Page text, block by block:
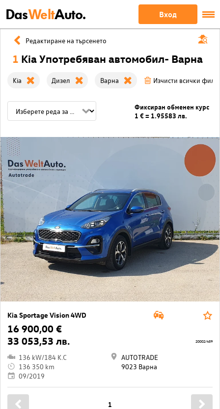
DasWeltAuto. Вход
Редактиране на търсенето
1 Kia Употребяван автомобил- Варна
Kia Дизел Варна Изчисти всички
Фиксиран обменен курс
1 € = 1.95583 лв.
Kia Sportage Vision 4WD
16 900,00 €
33 053,53 лв.
136 kW/184 K.C
136 350 km
09/2019
AUTOTRADE
9023 Варна
20002/459
1